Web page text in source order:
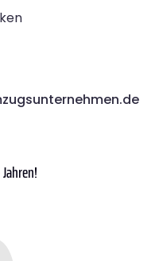
Jahren!